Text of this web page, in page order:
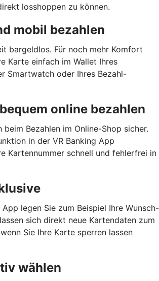
losshoppen zu können.
mobil bezahlen
bargeldlos. Für noch mehr Komfort
Karte einfach im Wallet Ihres
Smartwatch oder Ihres Bezahl-
online bezahlen
beim Bezahlen im Online-Shop sicher.
in der VR Banking App
Kartennummer schnell und fehlerfrei in
App legen Sie zum Beispiel Ihre Wunsch-
sich direkt neue Kartendaten zum
Sie Ihre Karte sperren lassen
wählen